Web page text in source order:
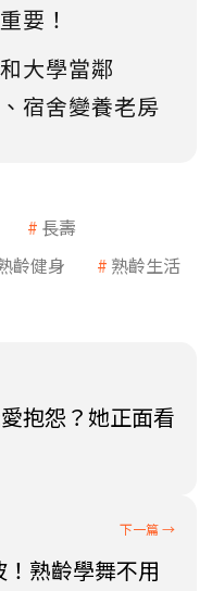
要！
大學當鄰
宿舍變養老房
長壽
齡健身
熟齡生活
抱怨？她正面看
熟齡學舞不用